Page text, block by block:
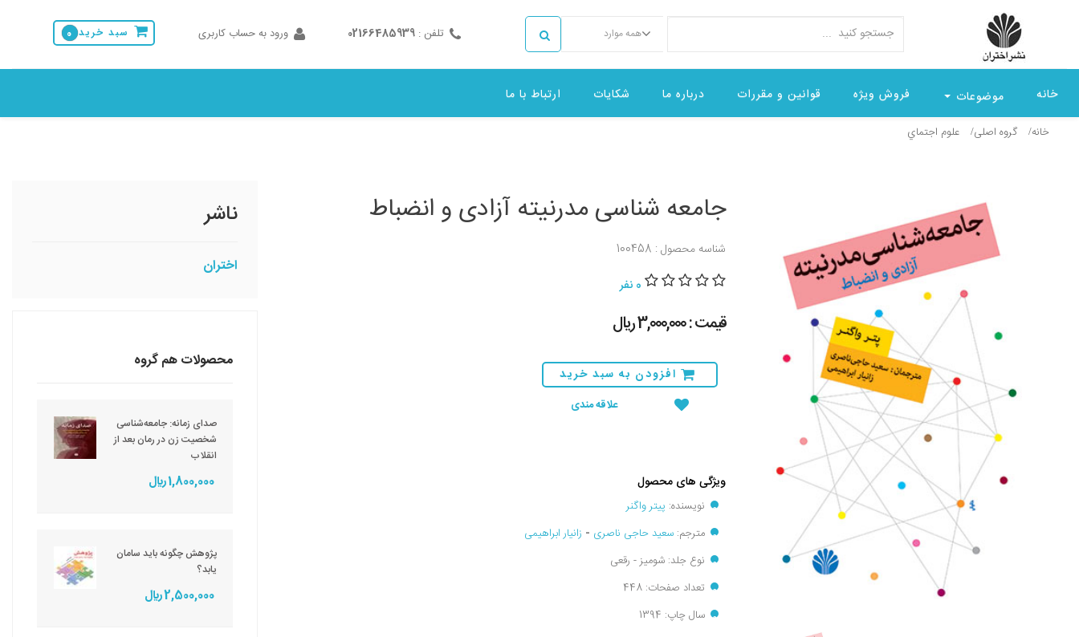
همه موارد تلفن : 02166485939 ورود به حساب کاربری سبد خرید 0
خانه موضوعات فروش ویژه قوانین و مقررات درباره ما شکایات ارتباط با ما
خانه گروه اصلی علوم اجتماي
جامعه شناسی مدرنیته آزادی و انضباط
شناسه محصول : 100458
0 نفر
قیمت : 3,000,000 ريال
افزودن به سبد خرید
علاقه مندی
ویژگی های محصول
نویسنده: پیتر واگنر
مترجم: سعید حاجی ناصری - زانیار ابراهیمی
نوع جلد: شومیز - رقعی
تعداد صفحات: 448
سال چاپ: 1394
ناشر
اختران
محصولات هم گروه
صدای زمانه: جامعه‌شناسی
شخصیت زن در رمان بعد از
انقلاب
1,800,000 ريال
پژوهش چگونه باید سامان
یابد؟
2,500,000 ريال